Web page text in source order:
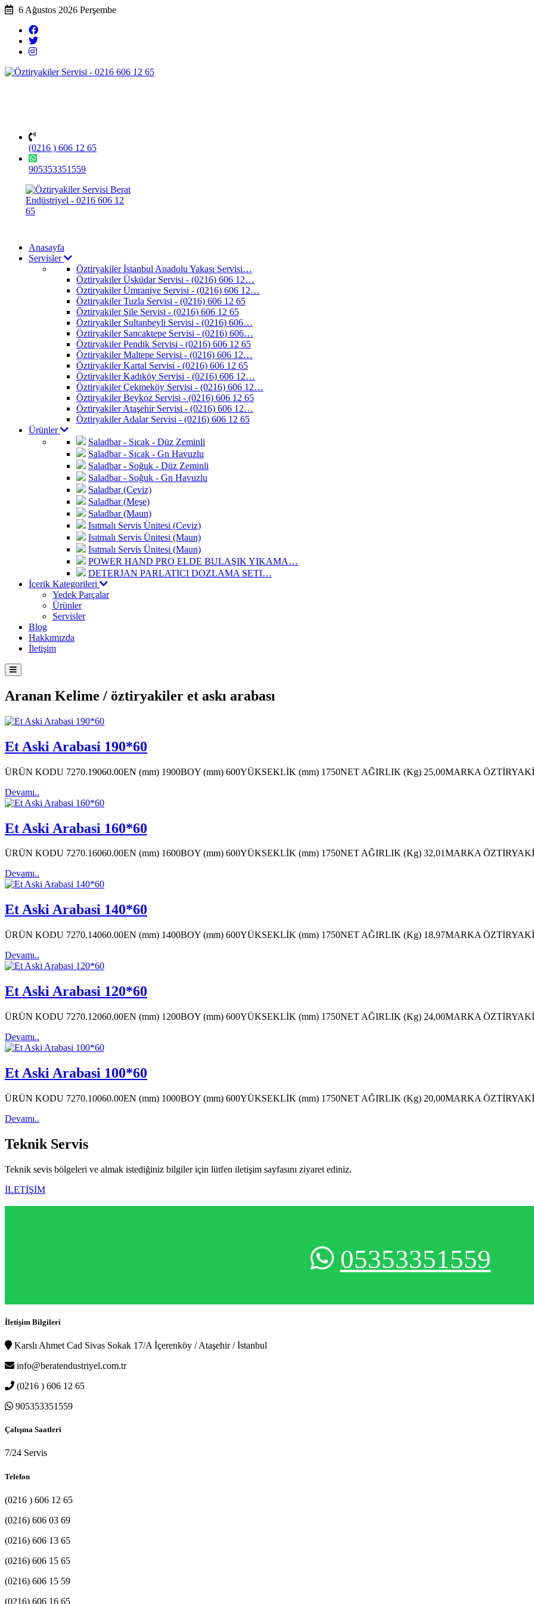
6 Ağustos 2026 Perşembe
(0216 ) 606 12 65
905353351559
Anasayfa
Servisler
Öztiryakiler İstanbul Anadolu Yakası Servisi…
Öztiryakiler Üsküdar Servisi - (0216) 606 12…
Öztiryakiler Ümraniye Servisi - (0216) 606 12…
Öztiryakiler Tuzla Servisi - (0216) 606 12 65
Öztiryakiler Şile Servisi - (0216) 606 12 65
Öztiryakiler Sultanbeyli Servisi - (0216) 606…
Öztiryakiler Sancaktepe Servisi - (0216) 606…
Öztiryakiler Pendik Servisi - (0216) 606 12 65
Öztiryakiler Maltepe Servisi - (0216) 606 12…
Öztiryakiler Kartal Servisi - (0216) 606 12 65
Öztiryakiler Kadıköy Servisi - (0216) 606 12…
Öztiryakiler Çekmeköy Servisi - (0216) 606 12…
Öztiryakiler Beykoz Servisi - (0216) 606 12 65
Öztiryakiler Ataşehir Servisi - (0216) 606 12…
Öztiryakiler Adalar Servisi - (0216) 606 12 65
Ürünler
Saladbar - Sıcak - Düz Zeminli
Saladbar - Sıcak - Gn Havuzlu
Saladbar - Soğuk - Düz Zeminli
Saladbar - Soğuk - Gn Havuzlu
Saladbar (Ceviz)
Saladbar (Meşe)
Saladbar (Maun)
Isıtmalı Servis Ünitesi (Ceviz)
Isıtmalı Servis Ünitesi (Maun)
Isıtmalı Servis Ünitesi (Maun)
POWER HAND PRO ELDE BULAŞIK YIKAMA…
DETERJAN PARLATICI DOZLAMA SETI…
İçerik Kategorileri
Yedek Parçalar
Ürünler
Servisler
Blog
Hakkımızda
İletişim
Aranan Kelime / öztiryakiler et askı arabası
Et Aski Arabasi 190*60
ÜRÜN KODU 7270.19060.00EN (mm) 1900BOY (mm) 600YÜKSEKLİK (mm) 1750NET AĞIRLIK (Kg) 25,00MARKA
Devamı..
Et Aski Arabasi 160*60
ÜRÜN KODU 7270.16060.00EN (mm) 1600BOY (mm) 600YÜKSEKLİK (mm) 1750NET AĞIRLIK (Kg) 32,01MARKA
Devamı..
Et Aski Arabasi 140*60
ÜRÜN KODU 7270.14060.00EN (mm) 1400BOY (mm) 600YÜKSEKLİK (mm) 1750NET AĞIRLIK (Kg) 18,97MARKA
Devamı..
Et Aski Arabasi 120*60
ÜRÜN KODU 7270.12060.00EN (mm) 1200BOY (mm) 600YÜKSEKLİK (mm) 1750NET AĞIRLIK (Kg) 24,00MARKA
Devamı..
Et Aski Arabasi 100*60
ÜRÜN KODU 7270.10060.00EN (mm) 1000BOY (mm) 600YÜKSEKLİK (mm) 1750NET AĞIRLIK (Kg) 20,00MARKA
Devamı..
Teknik Servis
Teknik sevis bölgeleri ve almak istediğiniz bilgiler için lütfen iletişim sayfasını ziyaret ediniz.
İLETİŞİM
05353351559
İletişim Bilgileri
Karslı Ahmet Cad Sivas Sokak 17/A İçerenköy / Ataşehir / İstanbul
info@beratendustriyel.com.tr
(0216 ) 606 12 65
905353351559
Çalışma Saatleri
7/24 Servis
Telefon
(0216 ) 606 12 65
(0216) 606 03 69
(0216) 606 13 65
(0216) 606 15 65
(0216) 606 15 59
(0216) 606 16 65